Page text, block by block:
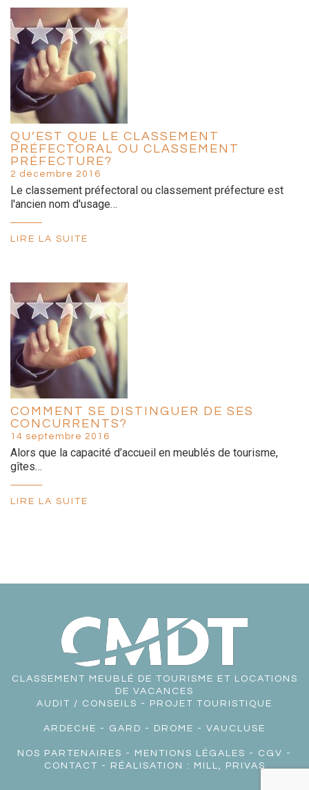
QU’EST QUE LE CLASSEMENT
PRÉFECTORAL OU CLASSEMENT
PRÉFECTURE?
2 décembre 2016
Le classement préfectoral ou classement préfecture est
l'ancien nom d'usage…
LIRE LA SUITE
COMMENT SE DISTINGUER DE SES
CONCURRENTS?
14 septembre 2016
Alors que la capacité d’accueil en meublés de tourisme,
gîtes…
LIRE LA SUITE
CLASSEMENT MEUBLÉ DE TOURISME ET LOCATIONS
DE VACANCES
AUDIT / CONSEILS - PROJET TOURISTIQUE
ARDECHE - GARD - DROME - VAUCLUSE
NOS PARTENAIRES - MENTIONS LÉGALES - CGV -
CONTACT - RÉALISATION : MILL, PRIVAS